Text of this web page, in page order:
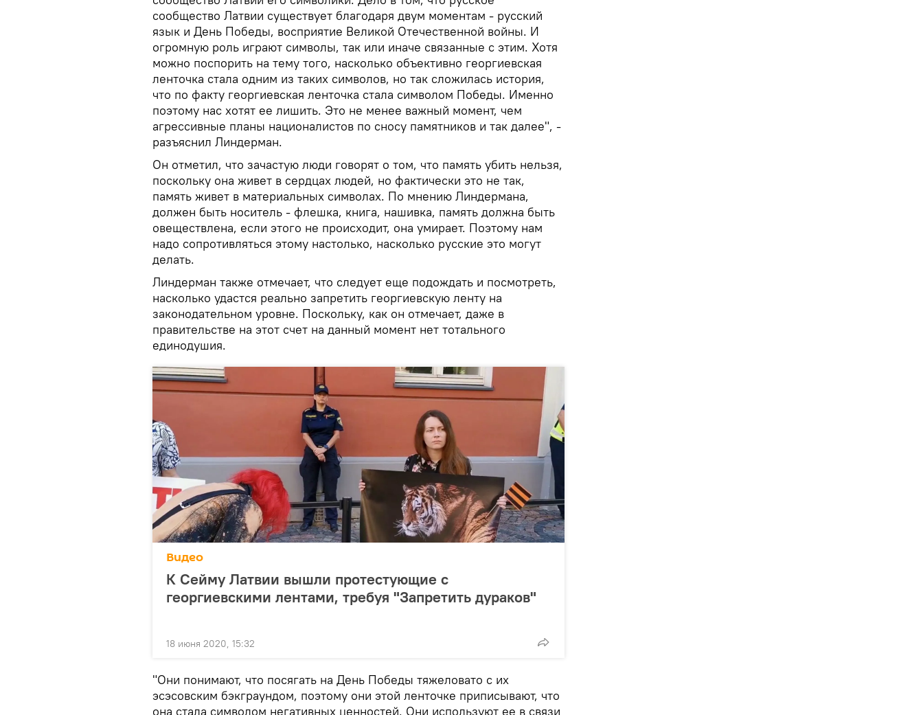
сообщество Латвии существует благодаря двум моментам - русский
язык и День Победы, восприятие Великой Отечественной войны. И
огромную роль играют символы, так или иначе связанные с этим. Хотя
можно поспорить на тему того, насколько объективно георгиевская
ленточка стала одним из таких символов, но так сложилась история,
что по факту георгиевская ленточка стала символом Победы. Именно
поэтому нас хотят ее лишить. Это не менее важный момент, чем
агрессивные планы националистов по сносу памятников и так далее", -
разъяснил Линдерман.
Он отметил, что зачастую люди говорят о том, что память убить нельзя,
поскольку она живет в сердцах людей, но фактически это не так,
память живет в материальных символах. По мнению Линдермана,
должен быть носитель - флешка, книга, нашивка, память должна быть
овеществлена, если этого не происходит, она умирает. Поэтому нам
надо сопротивляться этому настолько, насколько русские это могут
делать.
Линдерман также отмечает, что следует еще подождать и посмотреть,
насколько удастся реально запретить георгиевскую ленту на
законодательном уровне. Поскольку, как он отмечает, даже в
правительстве на этот счет на данный момент нет тотального
единодушия.
Видео
К Сейму Латвии вышли протестующие с
георгиевскими лентами, требуя "Запретить дураков"
18 июня 2020, 15:32
"Они понимают, что посягать на День Победы тяжеловато с их
эсэсовским бэкграундом, поэтому они этой ленточке приписывают, что
она стала символом негативных ценностей. Они используют ее в связи